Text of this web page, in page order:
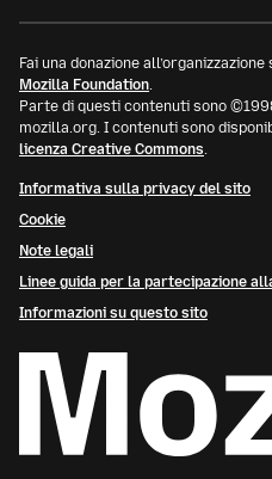
Fai una donazione
Mozilla Foundation.
Parte di questi contenuti sono
mozilla.org. I contenuti sono
licenza Creative Commons.
Informativa sulla privacy del sito
Cookie
Note legali
Linee guida per la partecipazione
Informazioni su questo sito